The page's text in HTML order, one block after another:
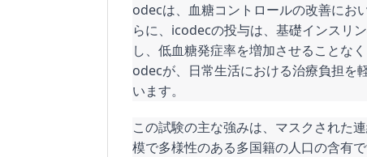
odecは、血糖コントロールの改善にお
らに、icodecの投与は、基礎インスリ
し、低血糖発症率を増加させることな
odecが、日常生活における治療負担を
います。
この試験の主な強みは、マスクされた
模で多様性のある多国籍の人口の含有